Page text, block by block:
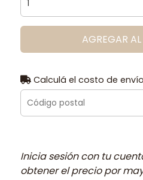
AGREGAR
Calculá el costo de envío
Inicia sesión con tu
obtener el precio por